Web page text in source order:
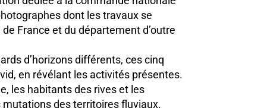
dont les travaux se
France et du département d’outre
d’horizons différents, ces cinq
en révélant les activités présentes.
les habitants des rives et les
des territoires fluviaux.